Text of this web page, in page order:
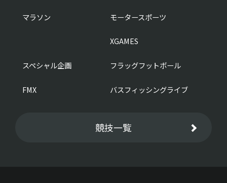
マラソン モータースポーツ
XGAMES
スペシャル企画 フラッグフットボール
FMX バスフィッシングライブ
競技一覧